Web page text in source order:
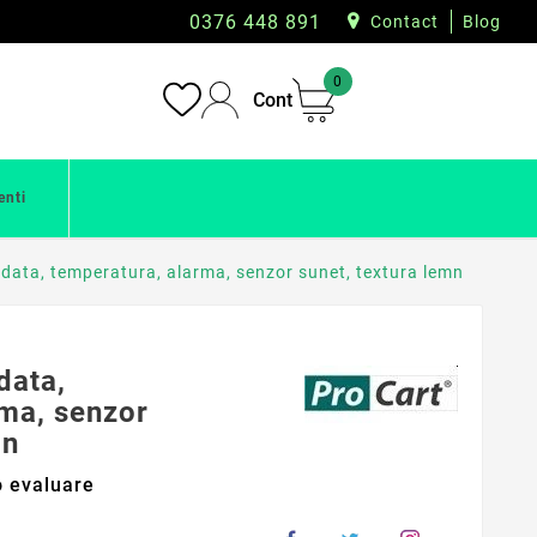
0376 448 891 Contact Blog
Cont
0
data, temperatura, alarma, senzor sunet, textura lemn
senzor
evaluare